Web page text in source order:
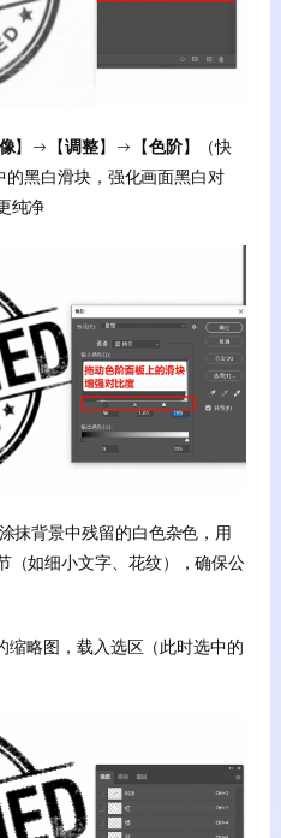
】→【调整】→【色阶】（快
黑白滑块，强化画面黑白对
纯净
抹背景中残留的白色杂色，用
（如细小文字、花纹），确保公
略图，载入选区（此时选中的